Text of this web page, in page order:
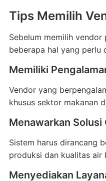
Tips Memilih
Sebelum memilih vendor
beberapa hal yang perlu
Memiliki
Vendor yang
khusus sektor makanan
Menawarkan Solusi
Sistem harus dirancang
produksi dan kualitas air
Menyediakan